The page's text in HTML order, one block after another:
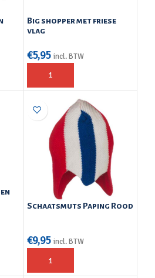
Big shopper met friese
vlag
€5,95 incl. BTW
Schaatsmuts Paping Rood
€9,95 incl. BTW